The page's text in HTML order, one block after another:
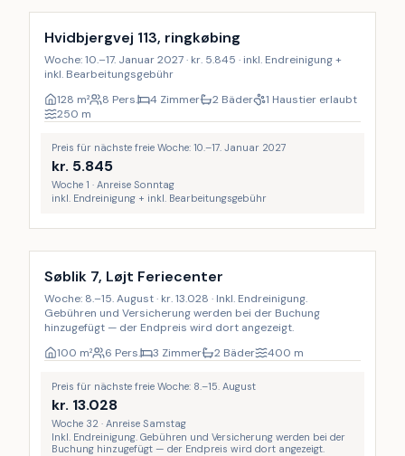
Hvidbjergvej 113, ringkøbing
Woche: 10.–17. Januar 2027 · kr. 5.845 · inkl. Endreinigung +
inkl. Bearbeitungsgebühr
128 m² 8 Pers. 4 Zimmer 2 Bäder
1 Haustier erlaubt
250 m
Preis für nächste freie Woche: 10.–17. Januar 2027
kr. 5.845
Woche 1 · Anreise Sonntag
inkl. Endreinigung + inkl. Bearbeitungsgebühr
Inkl. Endreinigung
Søblik 7, Løjt Feriecenter
Woche: 8.–15. August · kr. 13.028 · Inkl. Endreinigung.
Gebühren und Versicherung werden bei der Buchung
hinzugefügt — der Endpreis wird dort angezeigt.
100 m² 6 Pers. 3 Zimmer 2 Bäder 400 m
Preis für nächste freie Woche: 8.–15. August
kr. 13.028
Woche 32 · Anreise Samstag
Inkl. Endreinigung. Gebühren und Versicherung werden bei der
Buchung hinzugefügt — der Endpreis wird dort angezeigt.